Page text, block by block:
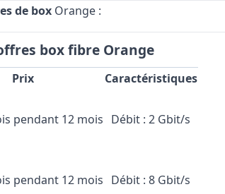
de box Orange:
box fibre Orange
Prix Caractéristiques
pendant 12 mois Débit : 2 Gbit/s
pendant 12 mois Débit : 8 Gbit/s